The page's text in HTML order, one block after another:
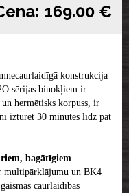
169.00 €
konstrukcija
sērijas binokļiem ir
hermētisks korpuss, ir
izturēt 30 minūtes līdz pat
bagātīgiem
multipārklājumu un BK4
caurlaidības